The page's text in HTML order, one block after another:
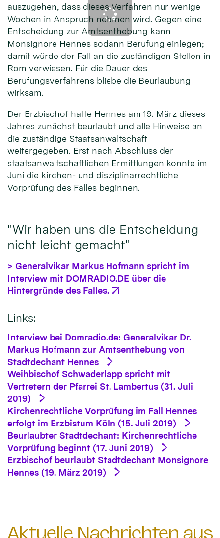
auszugehen, dass dieses Verfahren nur wenige
Wochen in Anspruch nehmen wird. Gegen eine
Entscheidung zur Amtsenthebung kann
Monsignore Hennes sodann Berufung einlegen;
damit würde der Fall an die zuständigen Stellen in
Rom verwiesen. Für die Dauer des
Berufungsverfahrens bliebe die Beurlaubung
wirksam.
Der Erzbischof hatte Hennes am 19. März dieses
Jahres zunächst beurlaubt und alle Hinweise an
die zuständige Staatsanwaltschaft
weitergegeben. Erst nach Abschluss der
staatsanwaltschaftlichen Ermittlungen konnte im
Juni die kirchen- und disziplinarrechtliche
Vorprüfung des Falles beginnen.
"Wir haben uns die Entscheidung
nicht leicht gemacht"
> Generalvikar Markus Hofmann spricht im
Interview mit DOMRADIO.DE über die
Hintergründe des Falles.
Links:
Interview bei Domradio.de: Generalvikar Dr.
Markus Hofmann zur Amtsenthebung von
Stadtdechant Hennes
Weihbischof Schwaderlapp spricht mit
Vertretern der Pfarrei St. Lambertus (31. Juli
2019)
Kirchenrechtliche Vorprüfung im Fall Hennes
erfolgt im Erzbistum Köln (15. Juli 2019)
Beurlaubter Stadtdechant: Kirchenrechtliche
Vorprüfung beginnt (17. Juni 2019)
Erzbischof beurlaubt Stadtdechant Monsignore
Hennes (19. März 2019)
Aktuelle Nachrichten aus